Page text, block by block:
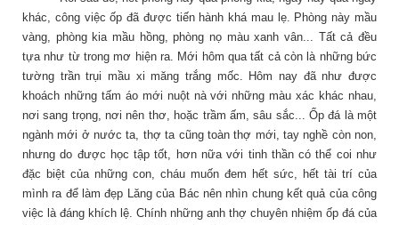
khác, công việc ốp đã được tiến hành khá mau lẹ. Phòng này mầu
vàng, phòng kia mầu hồng, phòng nọ màu xanh vân... Tất cả đều
tựa như từ trong mơ hiện ra. Mới hôm qua tất cả còn là những bức
tường trần trụi mầu xi măng trắng mốc. Hôm nay đã như được
khoách những tấm áo mới nuột nà với những màu xác khác nhau,
nơi sang trọng, nơi nên thơ, hoặc trầm ấm, sâu sắc... Ốp đá là một
ngành mới ở nước ta, thợ ta cũng toàn thợ mới, tay nghề còn non,
nhưng do được học tập tốt, hơn nữa với tinh thần có thể coi như
đặc biệt của những con, cháu muốn đem hết sức, hết tài trí của
mình ra để làm đẹp Lăng của Bác nên nhìn chung kết quả của công
việc là đáng khích lệ. Chính những anh thợ chuyên nhiệm ốp đá của